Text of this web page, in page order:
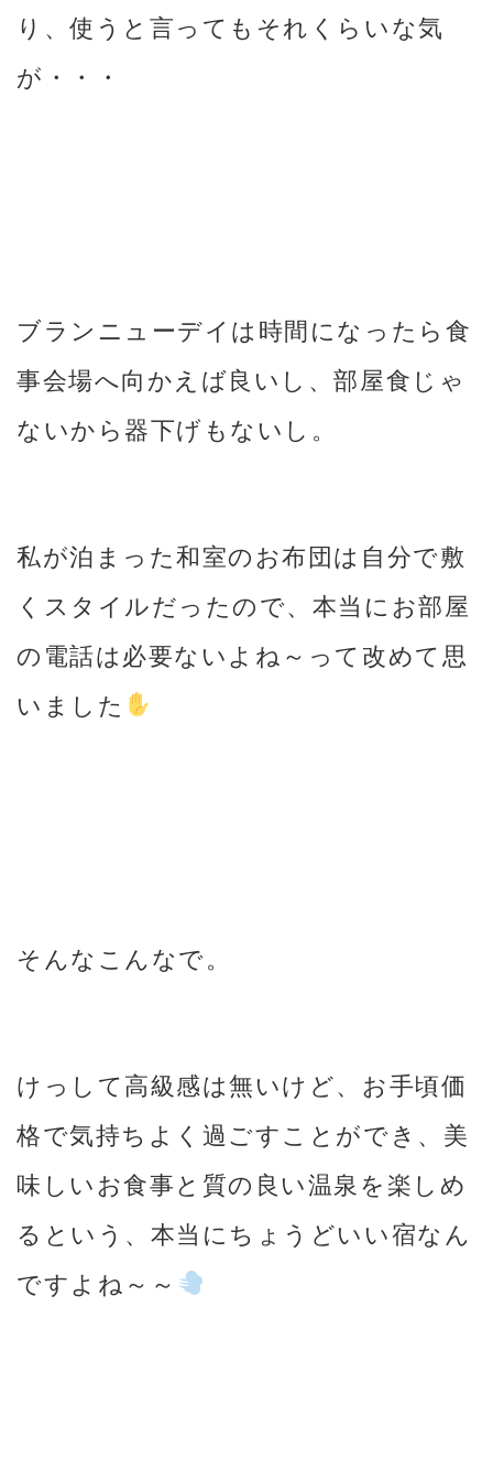
り、使うと言ってもそれくらいな気
が・・・
ブランニューデイは時間になったら食
事会場へ向かえば良いし、部屋食じゃ
ないから器下げもないし。
私が泊まった和室のお布団は自分で敷
くスタイルだったので、本当にお部屋
の電話は必要ないよね～って改めて思
いました
そんなこんなで。
けっして高級感は無いけど、お手頃価
格で気持ちよく過ごすことができ、美
味しいお食事と質の良い温泉を楽しめ
るという、本当にちょうどいい宿なん
ですよね～～